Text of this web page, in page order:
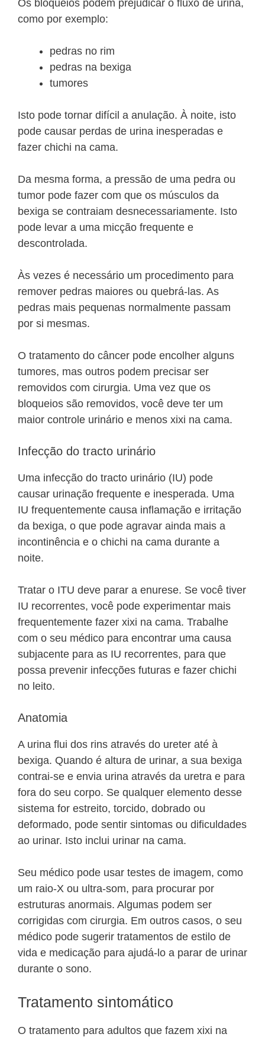
Os bloqueios podem prejudicar o fluxo de urina,
como por exemplo:
pedras no rim
pedras na bexiga
tumores
Isto pode tornar difícil a anulação. À noite, isto
pode causar perdas de urina inesperadas e
fazer chichi na cama.
Da mesma forma, a pressão de uma pedra ou
tumor pode fazer com que os músculos da
bexiga se contraiam desnecessariamente. Isto
pode levar a uma micção frequente e
descontrolada.
Às vezes é necessário um procedimento para
remover pedras maiores ou quebrá-las. As
pedras mais pequenas normalmente passam
por si mesmas.
O tratamento do câncer pode encolher alguns
tumores, mas outros podem precisar ser
removidos com cirurgia. Uma vez que os
bloqueios são removidos, você deve ter um
maior controle urinário e menos xixi na cama.
Infecção do tracto urinário
Uma infecção do tracto urinário (IU) pode
causar urinação frequente e inesperada. Uma
IU frequentemente causa inflamação e irritação
da bexiga, o que pode agravar ainda mais a
incontinência e o chichi na cama durante a
noite.
Tratar o ITU deve parar a enurese. Se você tiver
IU recorrentes, você pode experimentar mais
frequentemente fazer xixi na cama. Trabalhe
com o seu médico para encontrar uma causa
subjacente para as IU recorrentes, para que
possa prevenir infecções futuras e fazer chichi
no leito.
Anatomia
A urina flui dos rins através do ureter até à
bexiga. Quando é altura de urinar, a sua bexiga
contrai-se e envia urina através da uretra e para
fora do seu corpo. Se qualquer elemento desse
sistema for estreito, torcido, dobrado ou
deformado, pode sentir sintomas ou dificuldades
ao urinar. Isto inclui urinar na cama.
Seu médico pode usar testes de imagem, como
um raio-X ou ultra-som, para procurar por
estruturas anormais. Algumas podem ser
corrigidas com cirurgia. Em outros casos, o seu
médico pode sugerir tratamentos de estilo de
vida e medicação para ajudá-lo a parar de urinar
durante o sono.
Tratamento sintomático
O tratamento para adultos que fazem xixi na